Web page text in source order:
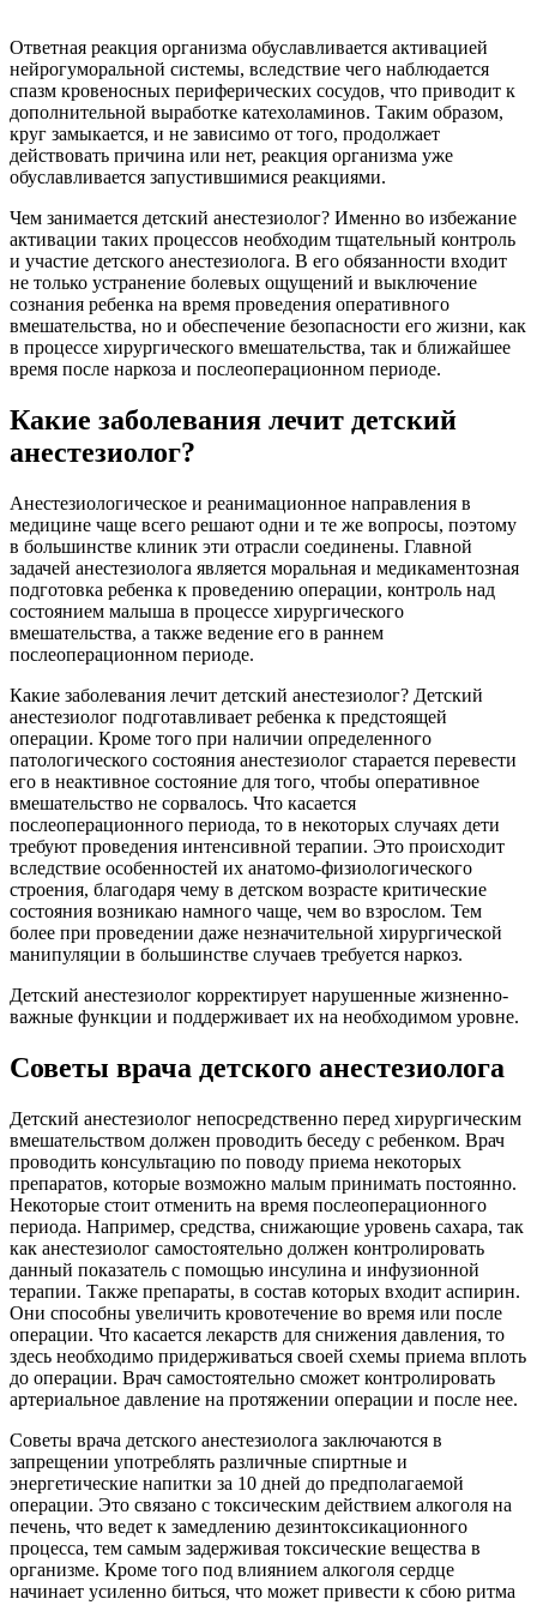
Ответная реакция организма обуславливается активацией
нейрогуморальной системы, вследствие чего наблюдается
спазм кровеносных периферических сосудов, что приводит к
дополнительной выработке катехоламинов. Таким образом,
круг замыкается, и не зависимо от того, продолжает
действовать причина или нет, реакция организма уже
обуславливается запустившимися реакциями.
Чем занимается детский анестезиолог? Именно во избежание
активации таких процессов необходим тщательный контроль
и участие детского анестезиолога. В его обязанности входит
не только устранение болевых ощущений и выключение
сознания ребенка на время проведения оперативного
вмешательства, но и обеспечение безопасности его жизни, как
в процессе хирургического вмешательства, так и ближайшее
время после наркоза и послеоперационном периоде.
Какие заболевания лечит детский
анестезиолог?
Анестезиологическое и реанимационное направления в
медицине чаще всего решают одни и те же вопросы, поэтому
в большинстве клиник эти отрасли соединены. Главной
задачей анестезиолога является моральная и медикаментозная
подготовка ребенка к проведению операции, контроль над
состоянием малыша в процессе хирургического
вмешательства, а также ведение его в раннем
послеоперационном периоде.
Какие заболевания лечит детский анестезиолог? Детский
анестезиолог подготавливает ребенка к предстоящей
операции. Кроме того при наличии определенного
патологического состояния анестезиолог старается перевести
его в неактивное состояние для того, чтобы оперативное
вмешательство не сорвалось. Что касается
послеоперационного периода, то в некоторых случаях дети
требуют проведения интенсивной терапии. Это происходит
вследствие особенностей их анатомо-физиологического
строения, благодаря чему в детском возрасте критические
состояния возникаю намного чаще, чем во взрослом. Тем
более при проведении даже незначительной хирургической
манипуляции в большинстве случаев требуется наркоз.
Детский анестезиолог корректирует нарушенные жизненно-
важные функции и поддерживает их на необходимом уровне.
Советы врача детского анестезиолога
Детский анестезиолог непосредственно перед хирургическим
вмешательством должен проводить беседу с ребенком. Врач
проводить консультацию по поводу приема некоторых
препаратов, которые возможно малым принимать постоянно.
Некоторые стоит отменить на время послеоперационного
периода. Например, средства, снижающие уровень сахара, так
как анестезиолог самостоятельно должен контролировать
данный показатель с помощью инсулина и инфузионной
терапии. Также препараты, в состав которых входит аспирин.
Они способны увеличить кровотечение во время или после
операции. Что касается лекарств для снижения давления, то
здесь необходимо придерживаться своей схемы приема вплоть
до операции. Врач самостоятельно сможет контролировать
артериальное давление на протяжении операции и после нее.
Советы врача детского анестезиолога заключаются в
запрещении употреблять различные спиртные и
энергетические напитки за 10 дней до предполагаемой
операции. Это связано с токсическим действием алкоголя на
печень, что ведет к замедлению дезинтоксикационного
процесса, тем самым задерживая токсические вещества в
организме. Кроме того под влиянием алкоголя сердце
начинает усиленно биться, что может привести к сбою ритма